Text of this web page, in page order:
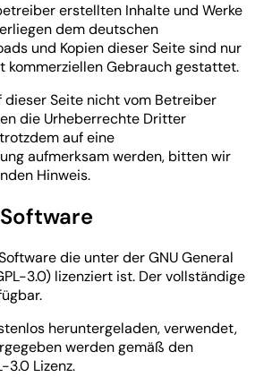
erstellten Inhalte und Werke
dem deutschen
und Kopien dieser Seite sind nur
kommerziellen Gebrauch gestattet.
dieser Seite nicht vom Betreiber
die Urheberrechte Dritter
auf eine
aufmerksam werden, bitten wir
Hinweis.
die unter der GNU General
3.0) lizenziert ist. Der vollständige
heruntergeladen, verwendet,
werden gemäß den
3.0 Lizenz.